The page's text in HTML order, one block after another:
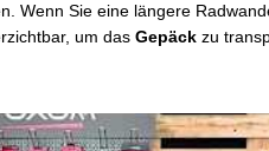
Wenn Sie eine längere
um das Gepäck zu